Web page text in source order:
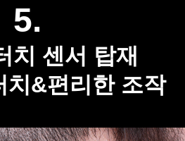
5.
치 센서 탑재
치&편리한 조작